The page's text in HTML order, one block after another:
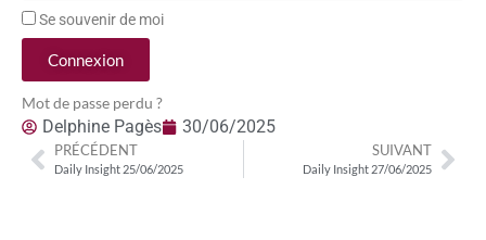
Se souvenir de moi
Connexion
Mot de passe perdu ?
Delphine Pagès 30/06/2025
PRÉCÉDENT
Daily Insight 25/06/2025
SUIVANT
Daily Insight 27/06/2025